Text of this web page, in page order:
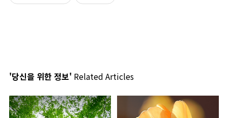
'당신을 위한 정보' Related Articles